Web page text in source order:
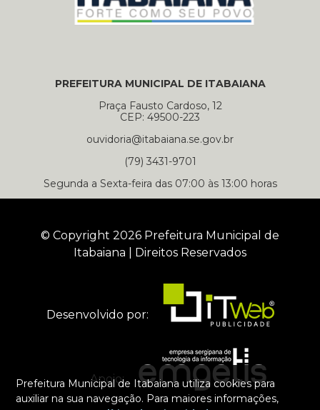
Prefeitura Municipal de Itabaiana utiliza cookies para
auxiliar na sua navegação. Para maiores informações,
PREFEITURA MUNICIPAL DE ITABAIANA
Praça Fausto Cardoso, 12
CEP: 49500-223
ouvidoria@itabaiana.se.gov.br
(79) 3431-9701
Segunda a Sexta-feira das 07:00 às 13:00 horas
© Copyright 2026 Prefeitura Municipal de
Itabaiana | Direitos Reservados
Desenvolvido por:
Apoio: